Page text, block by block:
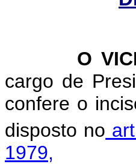
O VICE-
cargo de
confere o
disposto no
1979,